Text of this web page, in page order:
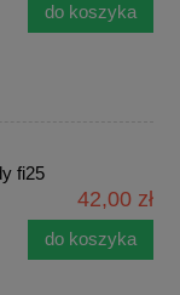
do koszyka
fi25
42,00 zł
do koszyka